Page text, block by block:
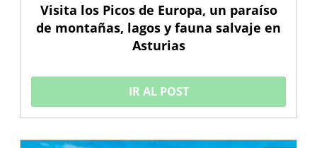
Visita los Picos de Europa, un paraíso
de montañas, lagos y fauna salvaje en
Asturias
IR AL POST